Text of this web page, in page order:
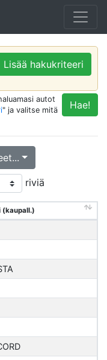
Lisää hakukriteeri
Hae!
autot
" ja valitse mitä
riviä
(kaupall.)